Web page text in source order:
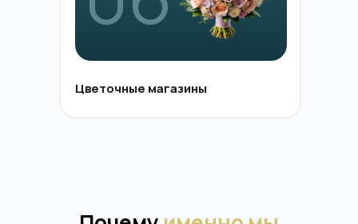
Цветочные магазины